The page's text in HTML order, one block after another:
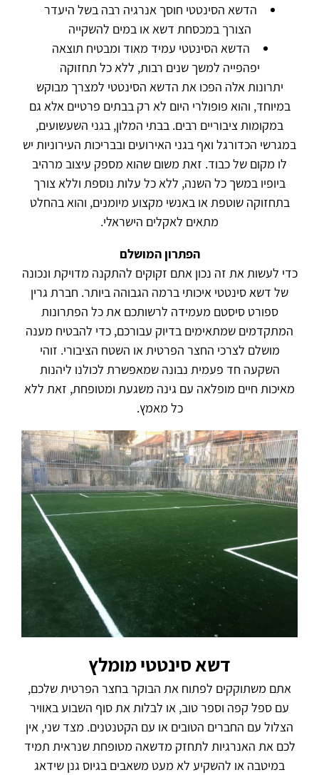
הדשא הסינטטי חוסך אנרגיה רבה בשל היעדר
הצורך במכסחת דשא או במים להשקייה
הדשא הסינטטי עמיד מאוד ומבטיח תוצאה
יפהפייה למשך שנים רבות, ללא כל תחזוקה
יתרונות אלה הפכו את הדשא הסינטטי למצרך מבוקש
במיוחד, והוא פופולרי היום לא רק בבתים פרטיים אלא גם
במקומות ציבוריים רבים. בבתי המלון, בגני השעשועים,
במגרשי הכדורגל ואף בגני האירועים ובבריכות העירוניות יש
לו מקום של כבוד. זאת משום שהוא מספק עיצוב מרהיב
ביופיו במשך כל השנה, ללא כל עלות נוספת וללא צורך
בתחזוקה שוטפת או באנשי מקצוע מיומנים, והוא בהחלט
מתאים לאקלים הישראלי.
הפתרון המושלם
כדי לעשות את זה נכון אתם זקוקים להתקנה מדויקת ונכונה
של דשא סינטטי איכותי ברמה הגבוהה ביותר. חברת גרין
ספורט סיסטם מעמידה לרשותכם את כל הפתרונות
המתקדמים שמתאימים בדיוק עבורכם, כדי להבטיח מענה
מושלם לצרכי החצר הפרטית או השטח הציבורי. זוהי
השקעה חד פעמית נבונה שמאפשרת לכולנו ליהנות
מאיכות חיים מופלאה עם גינה משגעת ומטופחת, זאת ללא
כל מאמץ.
דשא סינטטי מומלץ
אתם משתוקקים לפתוח את הבוקר בחצר הפרטית שלכם,
עם ספל קפה וספר טוב, או לבלות את סוף השבוע באוויר
הצלול עם החברים הטובים או עם הקטנטנים. מצד שני, אין
לכם את האנרגיות לתחזק מדשאה מטופחת שנראית תמיד
במיטבה או להשקיע לא מעט משאבים בגיוס גנן שידאג